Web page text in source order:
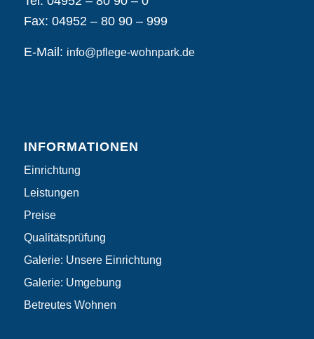
Fax: 04952 – 80 90 – 999
E-Mail: info@pflege-wohnpark.de
INFORMATIONEN
Einrichtung
Leistungen
Preise
Qualitätsprüfung
Galerie: Unsere Einrichtung
Galerie: Umgebung
Betreutes Wohnen